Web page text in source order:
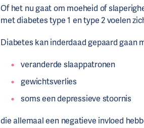
Of het nu gaat om moeheid of
met diabetes type 1 en type 2 voelen
Diabetes kan inderdaad gepaard gaan
veranderde slaappatronen
gewichtsverlies
soms een depressieve stoornis
die allemaal een negatieve invloed